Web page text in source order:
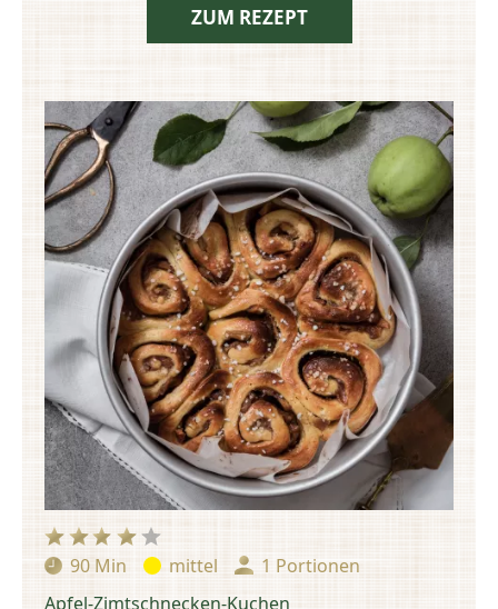
ZUM REZEPT
Zubereitungszeit:
90 Min Schwierigkeit:
mittel Portionen:
1 Portionen
Apfel-Zimtschnecken-Kuchen